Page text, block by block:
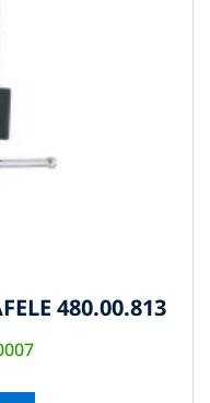
480.00.813